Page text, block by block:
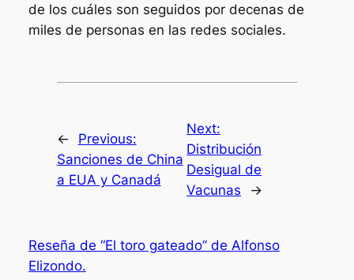
de los cuáles son seguidos por decenas de
miles de personas en las redes sociales.
←
Previous:
Sanciones de China
a EUA y Canadá
Next:
Distribución
Desigual de
Vacunas
→
Reseña de “El toro gateado” de Alfonso
Elizondo.